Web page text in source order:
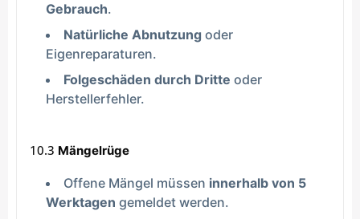
Gebrauch.
Natürliche Abnutzung oder
Eigenreparaturen.
Folgeschäden durch Dritte oder
Herstellerfehler.
10.3 Mängelrüge
Offene Mängel müssen innerhalb von 5
Werktagen gemeldet werden.